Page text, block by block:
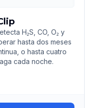
H₂S, CO, O₂ y
hasta dos meses
o hasta cuatro
cada noche.